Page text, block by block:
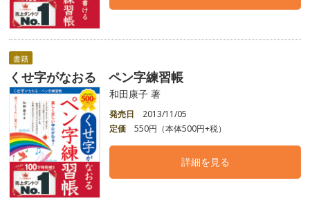
書籍
くせ字がなおる ペン字練習帳
和田康子 著
発売日
2013/11/05
定価
550円（本体500円+税）
詳細を見る